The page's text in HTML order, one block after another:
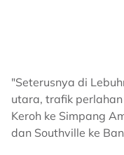
"Seterusnya di
utara, trafik
Keroh ke Simpang
dan Southville ke